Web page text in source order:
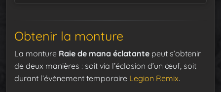
Obtenir la monture
La monture Raie de mana éclatante peut s’obtenir
de deux manières : soit via l’éclosion d’un œuf, soit
durant l’évènement temporaire Legion Remix.